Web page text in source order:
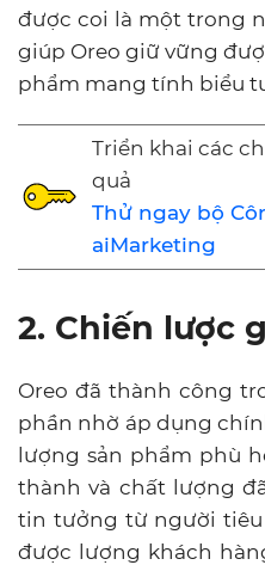
được coi là một trong
giúp Oreo giữ vững
phẩm mang tính biểu
Triển khai các
quả
Thử ngay bộ
aiMarketing
2. Chiến lược
Oreo đã thành công
phần nhờ áp dụng
lượng sản phẩm phù
thành và chất lượng
tin tưởng từ người
được lượng khách